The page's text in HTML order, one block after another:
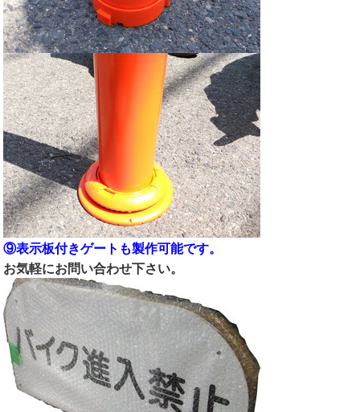
⑨表示板付きゲートも製作可能です。
お気軽にお問い合わせ下さい。